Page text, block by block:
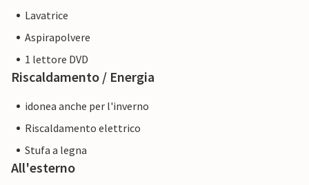
Lavatrice
Aspirapolvere
1 lettore DVD
Riscaldamento / Energia
idonea anche per l'inverno
Riscaldamento elettrico
Stufa a legna
All'esterno